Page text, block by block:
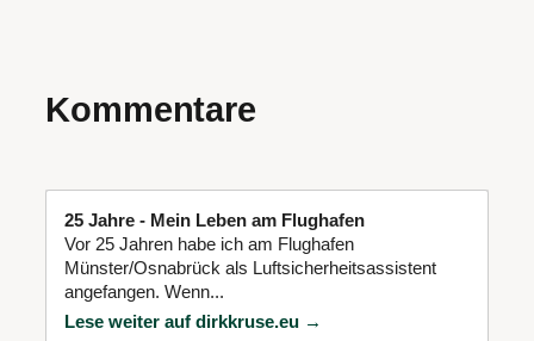
Kommentare
25 Jahre - Mein Leben am Flughafen
Vor 25 Jahren habe ich am Flughafen
Münster/Osnabrück als Luftsicherheitsassistent
angefangen. Wenn...
Lese weiter auf dirkkruse.eu →